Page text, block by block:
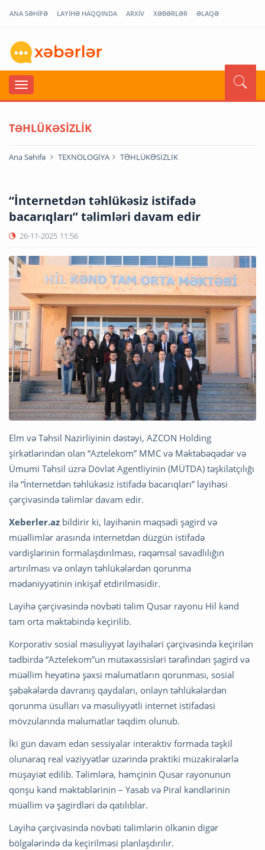
ANA SƏHİFƏ LAYİHƏ HAQQINDA ARXİV XƏBƏRLƏR ƏLAQƏ
TƏHLÜKƏSİZLİK
Ana Səhifə TEXNOLOGİYA TƏHLÜKƏSİZLİK
“İnternetdən təhlükəsiz istifadə
bacarıqları” təlimləri davam edir
26-11-2025 11:56
Elm və Təhsil Nazirliyinin dəstəyi, AZCON Holding
şirkətlərindən olan “Aztelekom” MMC və Məktəbəqədər və
Ümumi Təhsil üzrə Dövlət Agentliyinin (MÜTDA) təşkilatçılığı
ilə “İnternetdən təhlükəsiz istifadə bacarıqları” layihəsi
çərçivəsində təlimlər davam edir.
Xeberler.az bildirir ki, layihənin məqsədi şagird və
müəllimlər arasında internetdən düzgün istifadə
vərdişlərinin formalaşdırılması, rəqəmsal savadlılığın
artırılması və onlayn təhlükələrdən qorunma
mədəniyyətinin inkişaf etdirilməsidir.
Layihə çərçivəsində növbəti təlim Qusar rayonu Hil kənd
tam orta məktəbində keçirilib.
Korporativ sosial məsuliyyət layihələri çərçivəsində keçirilən
tədbirdə “Aztelekom”un mütəxəssisləri tərəfindən şagird və
müəllim heyətinə şəxsi məlumatların qorunması, sosial
şəbəkələrdə davranış qaydaları, onlayn təhlükələrdən
qorunma üsulları və məsuliyyətli internet istifadəsi
mövzularında məlumatlar təqdim olunub.
İki gün davam edən sessiyalar interaktiv formada təşkil
olunaraq real vəziyyətlər üzərində praktiki müzakirələrlə
müşayiət edilib. Təlimlərə, həmçinin Qusar rayonunun
qonşu kənd məktəblərinin – Yasab və Piral kəndlərinin
müəllim və şagirdləri də qatılıblar.
Layihə çərçivəsində növbəti təlimlərin ölkənin digər
bölgələrində də keçirilməsi planlaşdırılır.